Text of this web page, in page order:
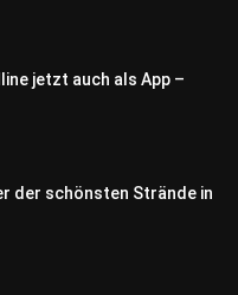
jetzt auch als App –
der schönsten Strände in